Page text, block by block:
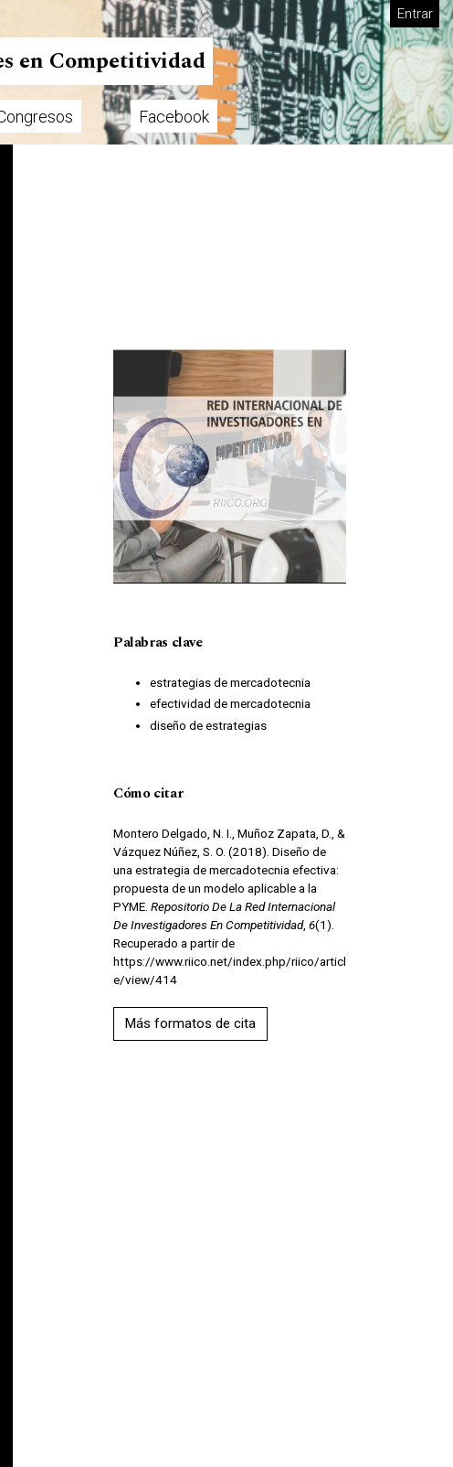
Entrar
en Competitividad
Facebook
Imagen de portada
Palabras clave
estrategias de mercadotecnia
efectividad de mercadotecnia
diseño de estrategias
Cómo citar
Montero Delgado, N. I., Muñoz Zapata, D., &
Vázquez Núñez, S. O. (2018). Diseño de
una estrategia de mercadotecnia efectiva:
propuesta de un modelo aplicable a la
PYME. Repositorio De La Red Internacional
De Investigadores En Competitividad, 6(1).
Recuperado a partir de
https://www.riico.net/index.php/riico/articl
e/view/414
Más formatos de cita